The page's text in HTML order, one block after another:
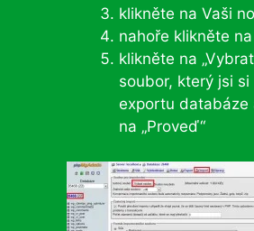
klikněte na Vaši
nahoře klikněte na
klikněte na
soubor, který jsi si
exportu databáze
na „Proveď“